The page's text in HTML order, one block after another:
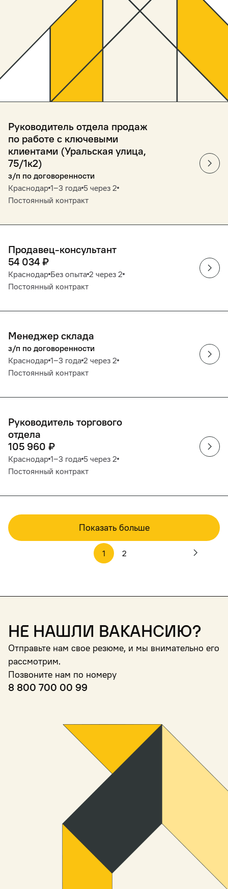
Руководитель отдела продаж
по работе с ключевыми
клиентами (Уральская улица,
75/1к2)
з/п по договоренности
Краснодар 1‒3 года 5 через 2
Постоянный контракт
Продавец-консультант
54 034 ₽
Краснодар Без опыта 2 через 2
Постоянный контракт
Менеджер склада
з/п по договоренности
Краснодар 1‒3 года 2 через 2
Постоянный контракт
Руководитель торгового
отдела
105 960 ₽
Краснодар 1‒3 года 5 через 2
Постоянный контракт
Показать больше
1 2
Не нашли вакансию?
Отправьте нам свое резюме, и мы внимательно его
рассмотрим.
Позвоните нам по номеру
8 800 700 00 99